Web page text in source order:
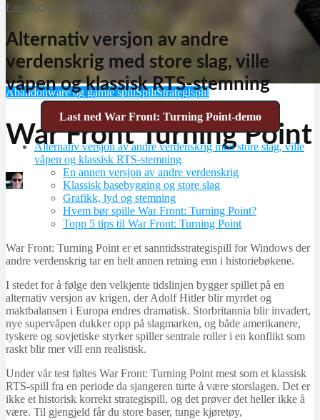
Abandonware og gamle spillSpillStrategispill
War Front Turning Point
Martin Jørgensen
mai 2, 2026
Facebook X Reddit Email
Alternativ versjon av andre
verdenskrig med store slag, ville
våpen og klassisk RTS-stemning
Last ned War Front: Turning Point-demo
Alternativ versjon av andre verdenskrig med store slag, ville
våpen og klassisk RTS-stemning
En annen versjon av andre verdenskrig
Klassisk basebygging og store slag
Grafikk, lyd og stemning
Hvem bør spille War Front: Turning Point?
Topp 5 tips til War Front: Turning Point
War Front: Turning Point er et sanntidsstrategispill for Windows der
andre verdenskrig tar en helt annen retning enn i historiebøkene.
I stedet for å følge den velkjente tidslinjen bygger spillet på en
alternativ versjon av krigen, der Adolf Hitler blir myrdet og
maktbalansen i Europa endres dramatisk. Storbritannia blir invadert,
nye supervåpen dukker opp på slagmarken, og både amerikanere,
tyskere og sovjetiske styrker spiller sentrale roller i en konflikt som
raskt blir mer vill enn realistisk.
Under vår test føltes War Front: Turning Point mest som et klassisk
RTS-spill fra en periode da sjangeren turte å være storslagen. Det er
ikke et historisk korrekt strategispill, og det prøver det heller ikke å
være. Til gjengjeld får du store baser, tunge kjøretøy,